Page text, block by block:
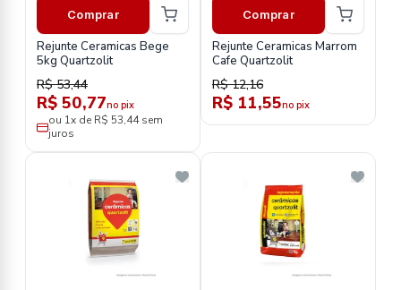
Comprar
Rejunte Ceramicas Bege
5kg Quartzolit
R$ 53,44
R$ 50,77no pix
ou 1x de R$ 53,44 sem
juros
Comprar
Rejunte Ceramicas Marrom
Cafe Quartzolit
R$ 12,16
R$ 11,55no pix